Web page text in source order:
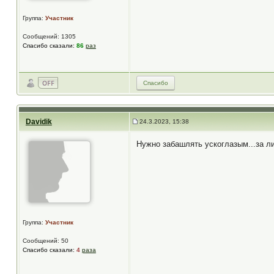
Группа: Участник
Сообщений: 1305
Спасибо сказали: 86 раз
Спасибо
Davidik 24.3.2023, 15:38
Группа: Участник
Сообщений: 50
Спасибо сказали: 4 раза
Нужно забашлять ускоглазым...за